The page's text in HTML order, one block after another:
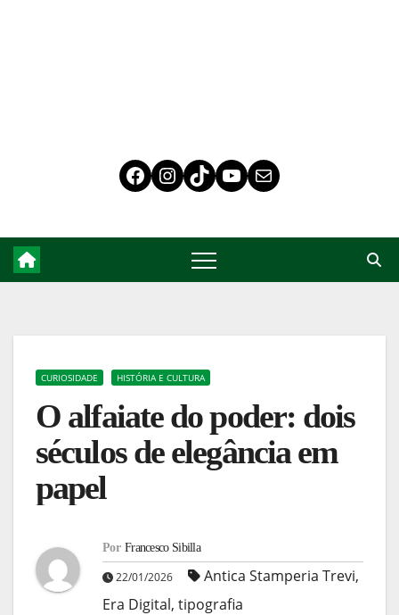
CURIOSIDADE HISTÓRIA E CULTURA
O alfaiate do poder: dois
séculos de elegância em
papel
Por Francesco Sibilla
22/01/2026 Antica Stamperia Trevi,
Era Digital, tipografia